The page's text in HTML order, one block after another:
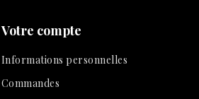
Votre compte
Informations personnelles
Commandes